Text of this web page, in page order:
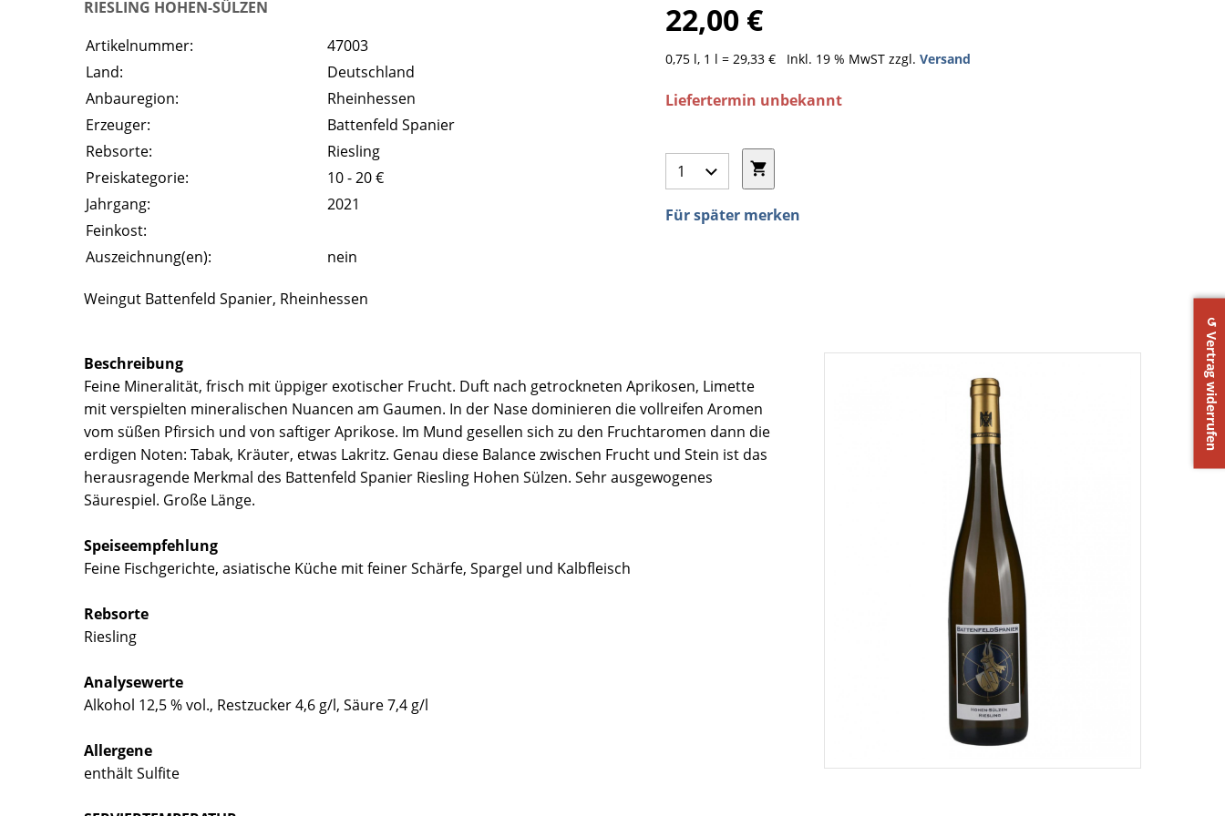
↺ Vertrag widerrufen
RIESLING HOHEN-SÜLZEN
Artikelnummer:
47003
Land:
Deutschland
Anbauregion:
Rheinhessen
Erzeuger:
Battenfeld Spanier
Rebsorte:
Riesling
Preiskategorie:
10 - 20 €
Jahrgang:
2021
Feinkost:
Auszeichnung(en):
nein
Weingut Battenfeld Spanier, Rheinhessen
22,00 €
0,75 l, 1 l = 29,33 € Inkl. 19 % MwST zzgl. Versand
Liefertermin unbekannt
Für später merken
Beschreibung
Feine Mineralität, frisch mit üppiger exotischer Frucht. Duft nach getrockneten Aprikosen, Limette
mit verspielten mineralischen Nuancen am Gaumen. In der Nase dominieren die vollreifen Aromen
vom süßen Pfirsich und von saftiger Aprikose. Im Mund gesellen sich zu den Fruchtaromen dann die
erdigen Noten: Tabak, Kräuter, etwas Lakritz. Genau diese Balance zwischen Frucht und Stein ist das
herausragende Merkmal des Battenfeld Spanier Riesling Hohen Sülzen. Sehr ausgewogenes
Säurespiel. Große Länge.
Speiseempfehlung
Feine Fischgerichte, asiatische Küche mit feiner Schärfe, Spargel und Kalbfleisch
Rebsorte
Riesling
Analysewerte
Alkohol 12,5 % vol., Restzucker 4,6 g/l, Säure 7,4 g/l
Allergene
enthält Sulfite